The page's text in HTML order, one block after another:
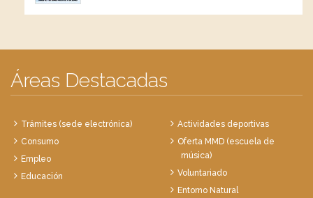
Áreas Destacadas
Trámites (sede electrónica)
Consumo
Empleo
Educación
Actividades deportivas
Oferta MMD (escuela de
música)
Voluntariado
Entorno Natural